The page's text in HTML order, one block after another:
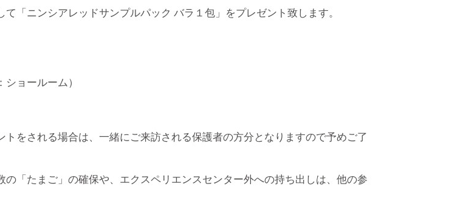
「ニンシアレッドサンプルパック バラ１包」をプレゼント致します。
ョールーム）
をされる場合は、一緒にご来訪される保護者の方分となりますので予めご了
「たまご」の確保や、エクスペリエンスセンター外への持ち出しは、他の参